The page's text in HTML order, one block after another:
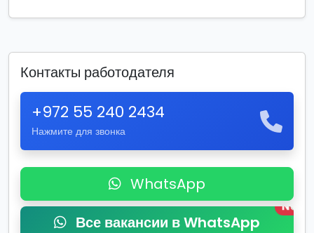
Контакты работодателя
+972 55 240 2434
Нажмите для звонка
WhatsApp
Все вакансии в WhatsApp
New